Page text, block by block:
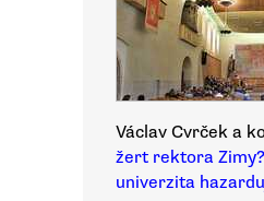
Václav Cvrček a
žert rektora
univerzita